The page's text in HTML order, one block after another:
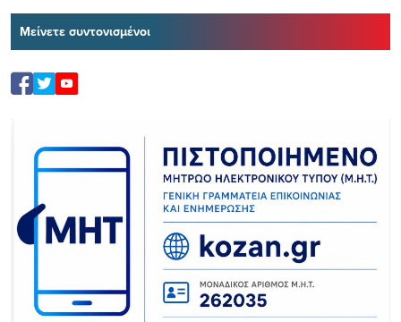
Μείνετε συντονισμένοι